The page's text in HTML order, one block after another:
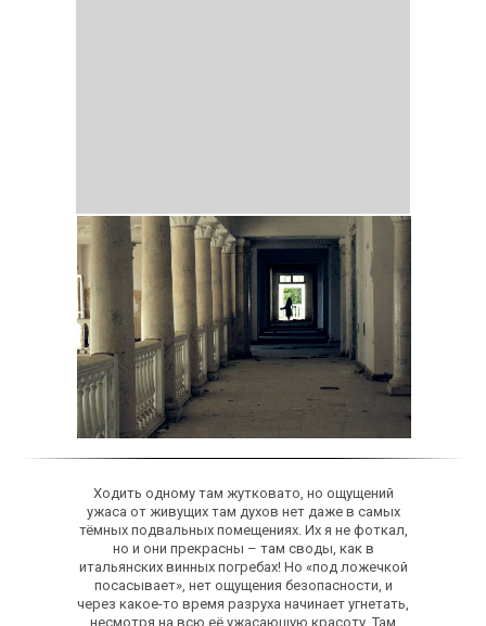
Ходить одному там жутковато, но ощущений
ужаса от живущих там духов нет даже в самых
тёмных подвальных помещениях. Их я не фоткал,
но и они прекрасны – там своды, как в
итальянских винных погребах! Но «под ложечкой
посасывает», нет ощущения безопасности, и
через какое-то время разруха начинает угнетать,
несмотря на всю её ужасающую красоту. Там